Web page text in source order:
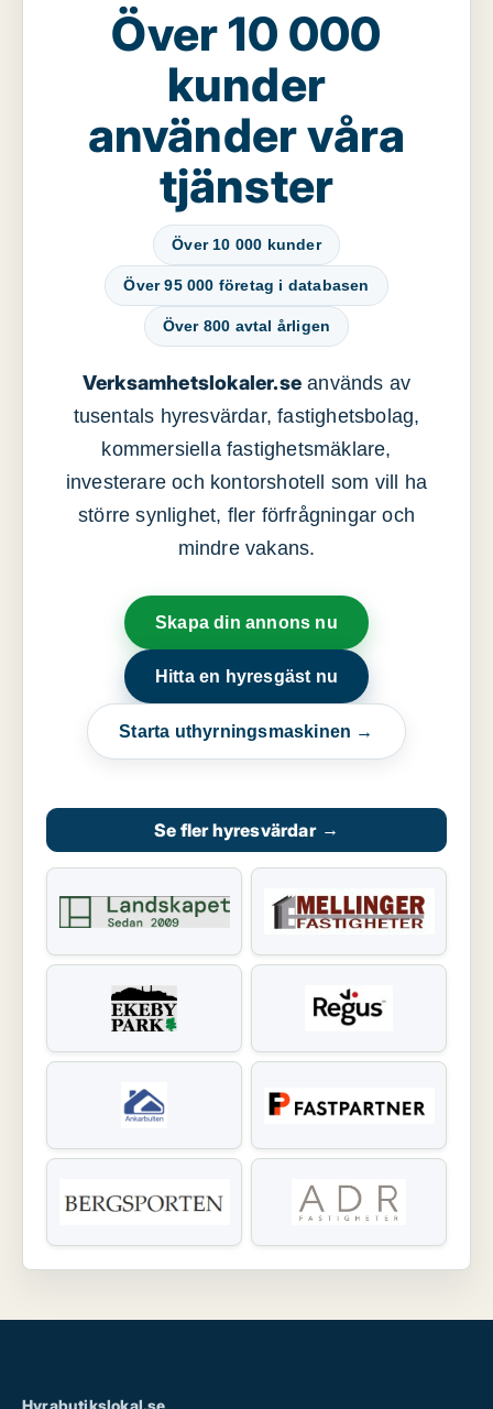
Över 10 000
kunder
använder våra
tjänster
Över 10 000 kunder
Över 95 000 företag i databasen
Över 800 avtal årligen
Verksamhetslokaler.se används av
tusentals hyresvärdar, fastighetsbolag,
kommersiella fastighetsmäklare,
investerare och kontorshotell som vill ha
större synlighet, fler förfrågningar och
mindre vakans.
Skapa din annons nu
Hitta en hyresgäst nu
Starta uthyrningsmaskinen →
Se fler hyresvärdar →